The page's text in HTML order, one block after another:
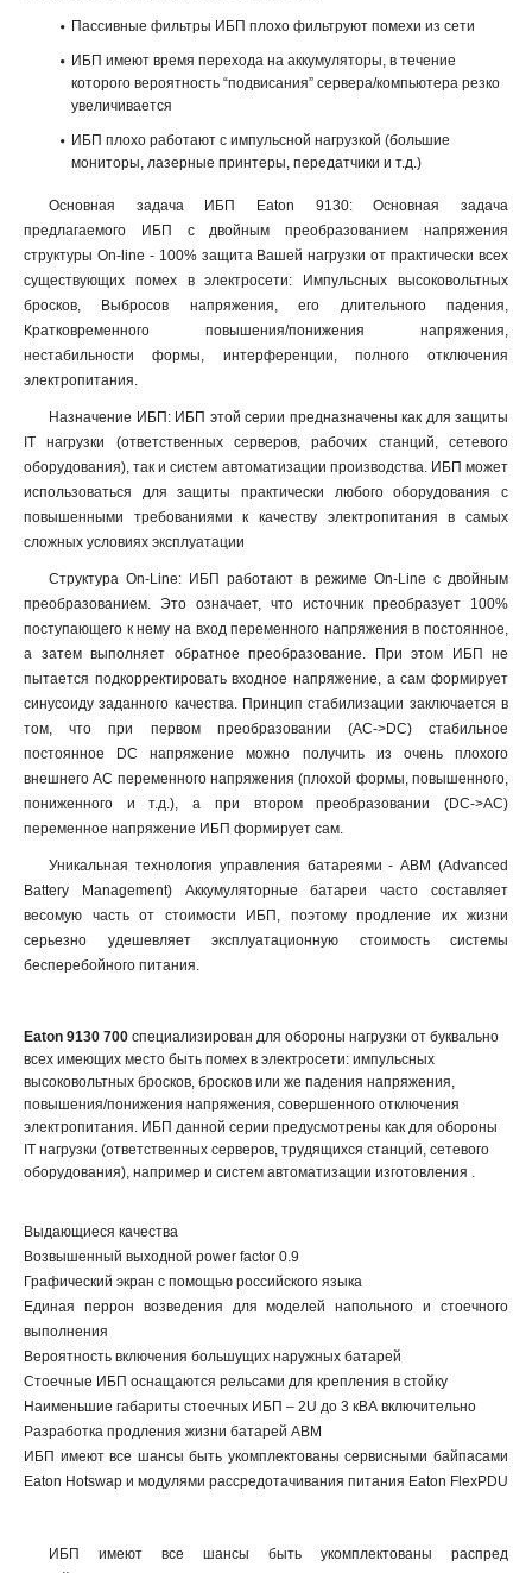
Пассивные фильтры ИБП плохо фильтруют помехи из сети
ИБП имеют время перехода на аккумуляторы, в течение
которого вероятность “подвисания” сервера/компьютера резко
увеличивается
ИБП плохо работают с импульсной нагрузкой (большие
мониторы, лазерные принтеры, передатчики и т.д.)
Основная задача ИБП Eaton 9130: Основная задача
предлагаемого ИБП с двойным преобразованием напряжения
структуры On-line - 100% защита Вашей нагрузки от практически всех
существующих помех в электросети: Импульсных высоковольтных
бросков, Выбросов напряжения, его длительного падения,
Кратковременного повышения/понижения напряжения,
нестабильности формы, интерференции, полного отключения
электропитания.
Назначение ИБП: ИБП этой серии предназначены как для защиты
IT нагрузки (ответственных серверов, рабочих станций, сетевого
оборудования), так и систем автоматизации производства. ИБП может
использоваться для защиты практически любого оборудования с
повышенными требованиями к качеству электропитания в самых
сложных условиях эксплуатации
Структура On-Line: ИБП работают в режиме On-Line с двойным
преобразованием. Это означает, что источник преобразует 100%
поступающего к нему на вход переменного напряжения в постоянное,
а затем выполняет обратное преобразование. При этом ИБП не
пытается подкорректировать входное напряжение, а сам формирует
синусоиду заданного качества. Принцип стабилизации заключается в
том, что при первом преобразовании (AC->DC) стабильное
постоянное DC напряжение можно получить из очень плохого
внешнего AC переменного напряжения (плохой формы, повышенного,
пониженного и т.д.), а при втором преобразовании (DC->AC)
переменное напряжение ИБП формирует сам.
Уникальная технология управления батареями - ABM (Advanced
Battery Management) Аккумуляторные батареи часто составляет
весомую часть от стоимости ИБП, поэтому продление их жизни
серьезно удешевляет эксплуатационную стоимость системы
бесперебойного питания.
Eaton 9130 700 специализирован для обороны нагрузки от буквально
всех имеющих место быть помех в электросети: импульсных
высоковольтных бросков, бросков или же падения напряжения,
повышения/понижения напряжения, совершенного отключения
электропитания. ИБП данной серии предусмотрены как для обороны
IT нагрузки (ответственных серверов, трудящихся станций, сетевого
оборудования), например и систем автоматизации изготовления .
Выдающиеся качества
Возвышенный выходной power factor 0.9
Графический экран с помощью российского языка
Единая перрон возведения для моделей напольного и стоечного
выполнения
Вероятность включения большущих наружных батарей
Стоечные ИБП оснащаются рельсами для крепления в стойку
Наименьшие габариты стоечных ИБП – 2U до 3 кВА включительно
Разработка продления жизни батарей ABM
ИБП имеют все шансы быть укомплектованы сервисными байпасами
Eaton Hotswap и модулями рассредотачивания питания Eaton FlexPDU
ИБП имеют все шансы быть укомплектованы распред